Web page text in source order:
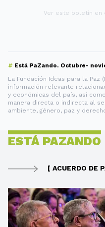
Ver este boletín en
# Está PaZando. Octubre-
La Fundación Ideas para la Paz
información relevante
y económicas del país, así
manera directa o indirecta al
ambiente, género, paz y
ESTÁ PAZANDO
[ ACUERDO DE